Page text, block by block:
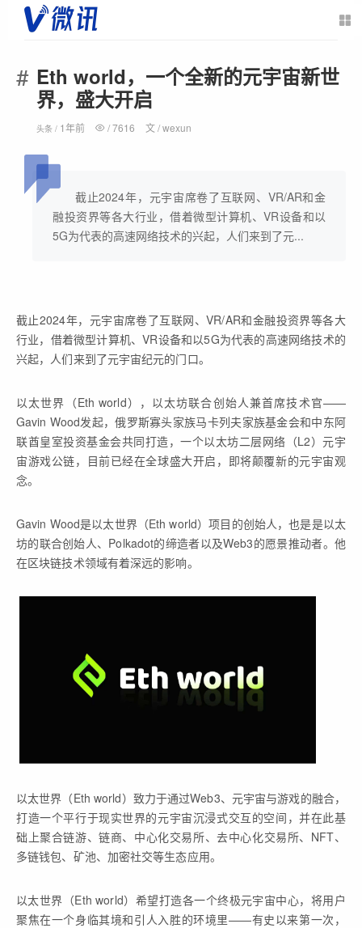
Eth world，一个全新的元宇宙新世
界，盛大开启
头条 / 1年前 /7616 文 /wexun
截止2024年，元宇宙席卷了互联网、VR/AR和金
融投资界等各大行业，借着微型计算机、VR设备和以
5G为代表的高速网络技术的兴起，人们来到了元...
截止2024年，元宇宙席卷了互联网、VR/AR和金融投资界等各大
行业，借着微型计算机、VR设备和以5G为代表的高速网络技术的
兴起，人们来到了元宇宙纪元的门口。
以太世界（Eth world），以太坊联合创始人兼首席技术官——
Gavin Wood发起，俄罗斯寡头家族马卡列夫家族基金会和中东阿
联酋皇室投资基金会共同打造，一个以太坊二层网络（L2）元宇
宙游戏公链，目前已经在全球盛大开启，即将颠覆新的元宇宙观
念。
Gavin Wood是以太世界（Eth world）项目的创始人，也是是以太
坊的联合创始人、Polkadot的缔造者以及Web3的愿景推动者。他
在区块链技术领域有着深远的影响。
以太世界（Eth world）致力于通过Web3、元宇宙与游戏的融合，
打造一个平行于现实世界的元宇宙沉浸式交互的空间，并在此基
础上聚合链游、链商、中心化交易所、去中心化交易所、NFT、
多链钱包、矿池、加密社交等生态应用。
以太世界（Eth world）希望打造各一个终极元宇宙中心，将用户
聚焦在一个身临其境和引人入胜的环境里——有史以来第一次，